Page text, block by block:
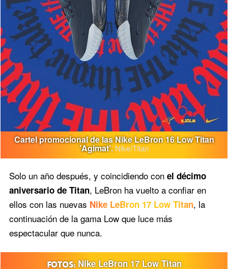
Cartel promocional de las Nike LeBron 16 Low Titan
'Agimat'.Nike/Titan
Solo un año después, y coincidiendo con el décimo
aniversario de Titan, LeBron ha vuelto a confiar en
ellos con las nuevas Nike LeBron 17 Low Titan, la
continuación de la gama Low que luce más
espectacular que nunca.
Nike LeBron 17 Low Titan